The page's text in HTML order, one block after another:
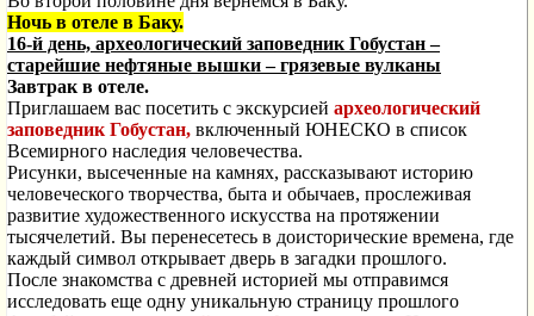
Ночь в отеле в Баку.
16-й день, археологический заповедник Гобустан –
старейшие нефтяные вышки – грязевые вулканы
Завтрак в отеле.
Приглашаем вас посетить с экскурсией археологический
заповедник Гобустан, включенный ЮНЕСКО в список
Всемирного наследия человечества.
Рисунки, высеченные на камнях, рассказывают историю
человеческого творчества, быта и обычаев, прослеживая
развитие художественного искусства на протяжении
тысячелетий. Вы перенесетесь в доисторические времена, где
каждый символ открывает дверь в загадки прошлого.
После знакомства с древней историей мы отправимся
исследовать еще одну уникальную страницу прошлого